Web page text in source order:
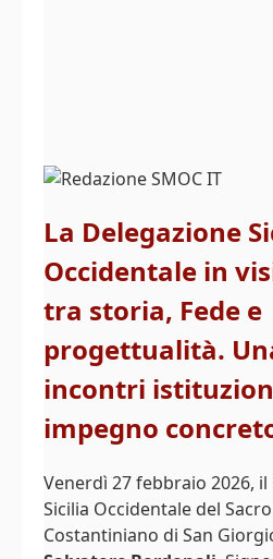
La Delegazione
Occidentale in
tra storia, Fede e
progettualità.
incontri
impegno
Venerdì 27 febbraio 2026,
Sicilia Occidentale del
Costantiniano di San